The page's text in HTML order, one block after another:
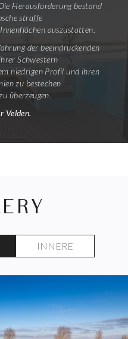
Herausforderung bestand
straffe
auszustatten.
der beeindruckenden
Schwestern
niedrigen Profil und ihren
zu bestechen
überzeugen.
Velden.
INNERE